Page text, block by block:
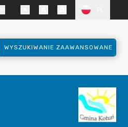
WYSZUKIWANIE ZAAWANSOWANE